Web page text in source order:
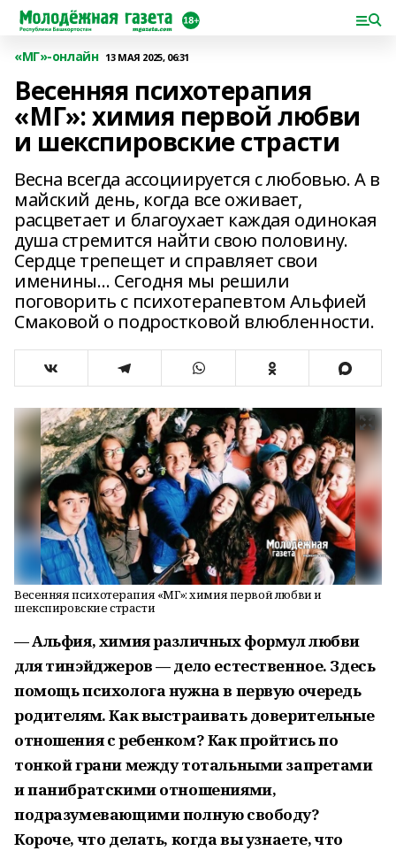
«МГ»-онлайн 13 МАЯ 2025, 06:31
Весенняя психотерапия
«МГ»: химия первой любви
и шекспировские страсти
Весна всегда ассоциируется с любовью. А в
майский день, когда все оживает,
расцветает и благоухает каждая одинокая
душа стремится найти свою половину.
Сердце трепещет и справляет свои
именины… Сегодня мы решили
поговорить с психотерапевтом Альфией
Смаковой о подростковой влюбленности.
Весенняя психотерапия «МГ»: химия первой любви и
шекспировские страсти
— Альфия, химия различных формул любви
для тинэйджеров — дело естественное. Здесь
помощь психолога нужна в первую очередь
родителям. Как выстраивать доверительные
отношения с ребенком? Как пройтись по
тонкой грани между тотальными запретами
и панибратскими отношениями,
подразумевающими полную свободу?
Короче, что делать, когда вы узнаете, что